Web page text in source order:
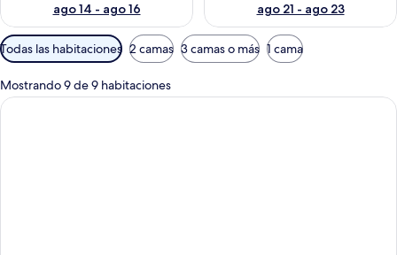
ago 14 - ago 16
ago 21 - ago 23
Filtros
disponibles
para
las
Todas las habitaciones 2 camas 3 camas o más 1 cama
Mostrando 9 de 9 habitaciones